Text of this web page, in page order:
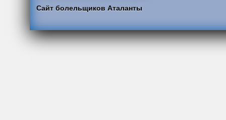
Сайт болельщиков Аталанты